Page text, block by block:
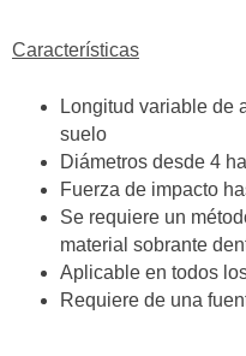
Características
Longitud variable de
suelo
Diámetros desde 4
Fuerza de impacto
Se requiere un
material sobrante
Aplicable en todos
Requiere de una